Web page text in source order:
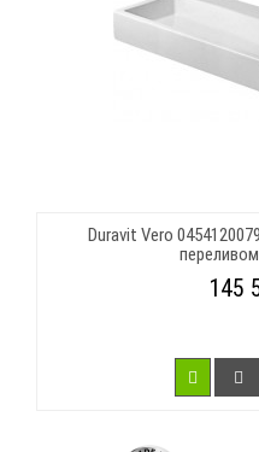
Duravit Vero
145